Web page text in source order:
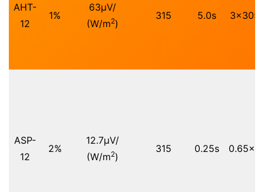
AHT-
12
1%
63μV/
(W/m2)
315 5.0s
ASP-
12
2%
12.7μV/
(W/m2)
315 0.25s